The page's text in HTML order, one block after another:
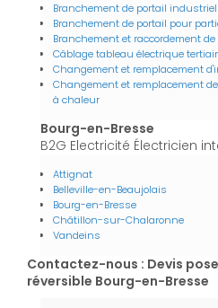
Branchement de portail industriel
Branchement de portail pour
Branchement et raccordement
Câblage tableau électrique
Changement et remplacement
Changement et remplacement
à chaleur
Bourg-en-Bresse
B2G Electricité Électricien
Attignat
Belleville-en-Beaujolais
Bourg-en-Bresse
Châtillon-sur-Chalaronne
Vandeins
Contactez-nous : Devis
réversible Bourg-en-Bresse